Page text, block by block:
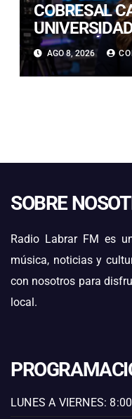
COBRESAL
CONTINÚA
PARTE BAJA
AGO 8, 2026
SOBRE
Radio Labrar FM es
música, noticias y
con nosotros para
local.
LUNES A VIERNES: